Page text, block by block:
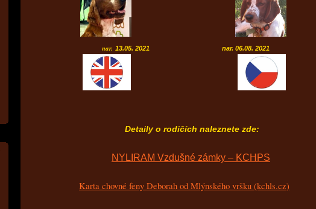
nar. 13.05. 2021 nar. 06.08. 2021
Detaily o rodičích naleznete zde:
NYLIRAM Vzdušné zámky – KCHPS
Karta chovné feny Deborah od Mlýnského vršku (kchls.cz)